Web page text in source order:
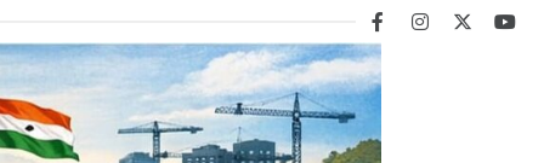
facebookinstagram
twitter